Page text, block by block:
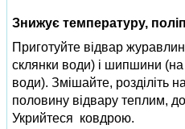
Знижує температуру,
Приготуйте відвар
склянки води) і шипшини
води). Змішайте, розділіть
половину відвару теплим,
Укрийтеся ковдрою.